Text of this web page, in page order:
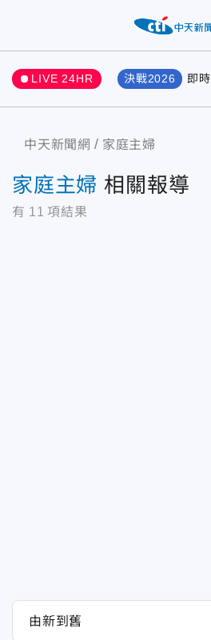
LIVE 24HR 決戰2026 即時
中天新聞網 家庭主婦
家庭主婦 相關報導
有 11 項結果